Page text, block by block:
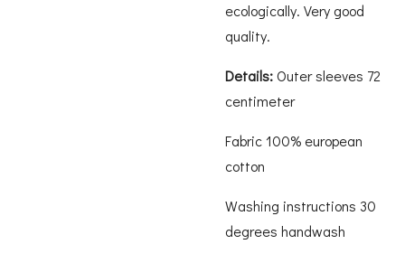
ecologically. Very good
quality.
Details:Outer sleeves 72
centimeter
Fabric 100% european
cotton
Washing instructions 30
degrees handwash